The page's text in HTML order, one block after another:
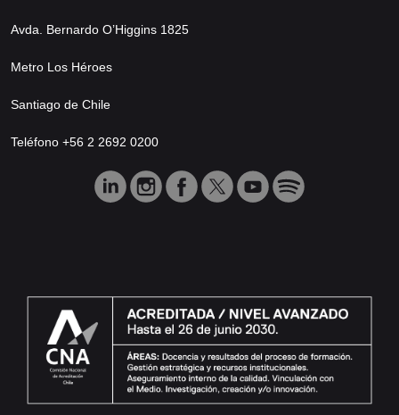
Avda. Bernardo O’Higgins 1825
Metro Los Héroes
Santiago de Chile
Teléfono +56 2 2692 0200